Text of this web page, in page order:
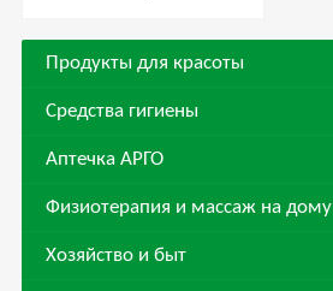
Продукты для красоты
Средства гигиены
Аптечка АРГО
Физиотерапия и массаж на дому
Хозяйство и быт